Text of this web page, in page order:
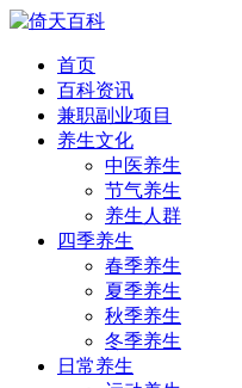
首页
百科资讯
兼职副业项目
养生文化
中医养生
节气养生
养生人群
四季养生
春季养生
夏季养生
秋季养生
冬季养生
日常养生